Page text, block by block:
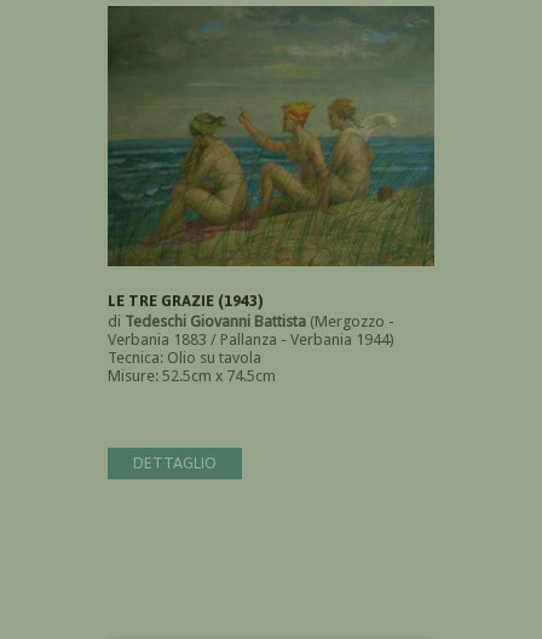
LE TRE GRAZIE (1943)
di Tedeschi Giovanni Battista (Mergozzo -
Verbania 1883 / Pallanza - Verbania 1944)
Tecnica: Olio su tavola
Misure: 52.5cm x 74.5cm
DETTAGLIO